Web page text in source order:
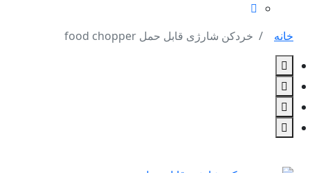
خانه خردکن شارژی قابل حمل food chopper